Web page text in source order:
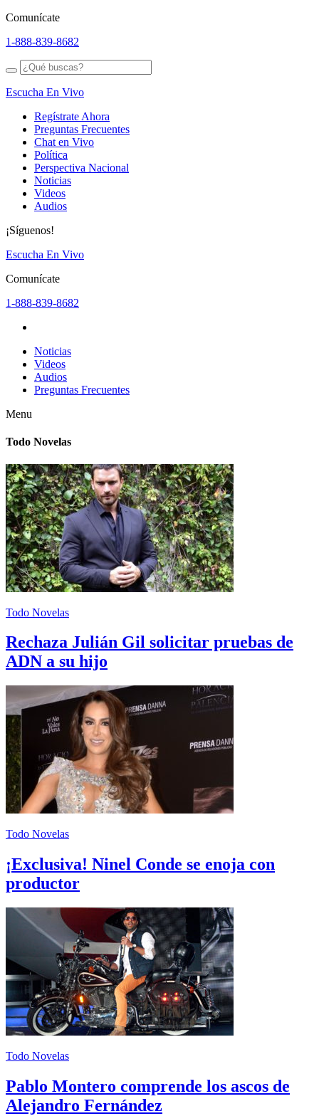
Comunícate
1-888-839-8682
Escucha En Vivo
Regístrate Ahora
Preguntas Frecuentes
Chat en Vivo
Política
Perspectiva Nacional
Noticias
Videos
Audios
¡Síguenos!
Escucha En Vivo
Comunícate
1-888-839-8682
Noticias
Videos
Audios
Preguntas Frecuentes
Menu
Todo Novelas
Todo Novelas
Rechaza Julián Gil solicitar pruebas de
ADN a su hijo
Todo Novelas
¡Exclusiva! Ninel Conde se enoja con
productor
Todo Novelas
Pablo Montero comprende los ascos de
Alejandro Fernández